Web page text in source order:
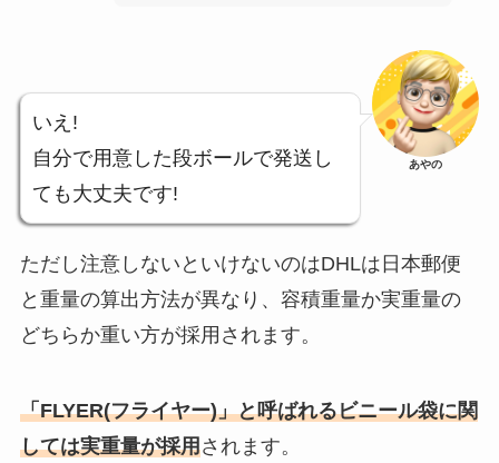
いえ!
自分で用意した段ボールで発送し
ても大丈夫です!
あやの
ただし注意しないといけないのはDHLは日本郵便
と重量の算出方法が異なり、容積重量か実重量の
どちらか重い方が採用されます。
「FLYER(フライヤー)」と呼ばれるビニール袋に関
しては実重量が採用されます。